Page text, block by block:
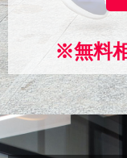
※無料